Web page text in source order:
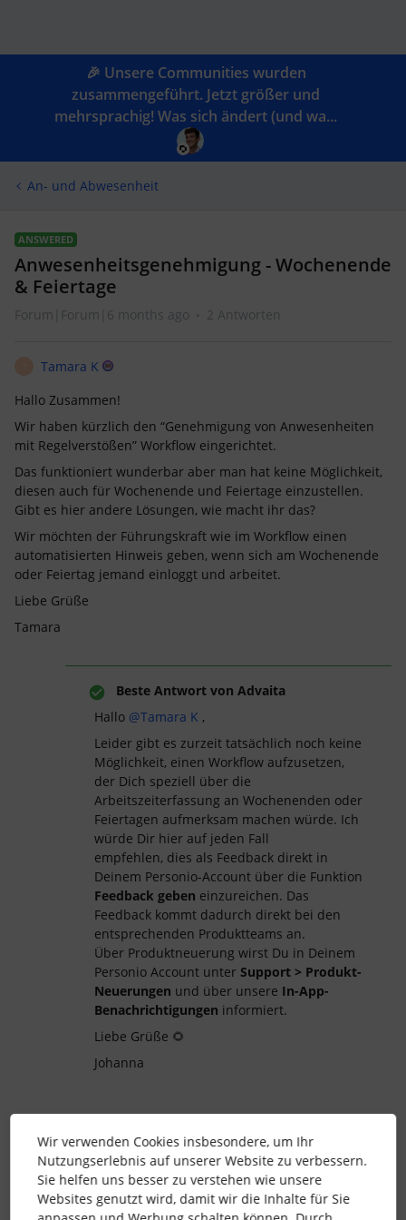
🎉 Unsere Communities wurden
zusammengeführt. Jetzt größer und
mehrsprachig! Was sich ändert (und wa...
An- und Abwesenheit
ANSWERED
Anwesenheitsgenehmigung - Wochenende
& Feiertage
Forum|Forum|6 months ago 2 Antworten
Tamara K
Hallo Zusammen!
Wir haben kürzlich den “Genehmigung von Anwesenheiten
mit Regelverstößen” Workflow eingerichtet.
Das funktioniert wunderbar aber man hat keine Möglichkeit,
diesen auch für Wochenende und Feiertage einzustellen.
Gibt es hier andere Lösungen, wie macht ihr das?
Wir möchten der Führungskraft wie im Workflow einen
automatisierten Hinweis geben, wenn sich am Wochenende
oder Feiertag jemand einloggt und arbeitet.
Liebe Grüße
Tamara
Beste Antwort von Advaita
Hallo ​ @Tamara K ,
Leider gibt es zurzeit tatsächlich noch keine
Möglichkeit, einen Workflow aufzusetzen,
der Dich speziell über die
Arbeitszeiterfassung an Wochenenden oder
Feiertagen aufmerksam machen würde. Ich
würde Dir hier auf jeden Fall
empfehlen, dies als Feedback direkt in
Deinem Personio-Account über die Funktion
Feedback geben einzureichen. Das
Feedback kommt dadurch direkt bei den
entsprechenden Produktteams an.
Über Produktneuerung wirst Du in Deinem
Personio Account unter Support > Produkt-
Neuerungen und über unsere In-App-
Benachrichtigungen informiert.
Liebe Grüße 🌻
Johanna
anwesenheiten Genehmigung attendance
weekends
Wir verwenden Cookies insbesondere, um Ihr
Nutzungserlebnis auf unserer Website zu verbessern.
Sie helfen uns besser zu verstehen wie unsere
Websites genutzt wird, damit wir die Inhalte für Sie